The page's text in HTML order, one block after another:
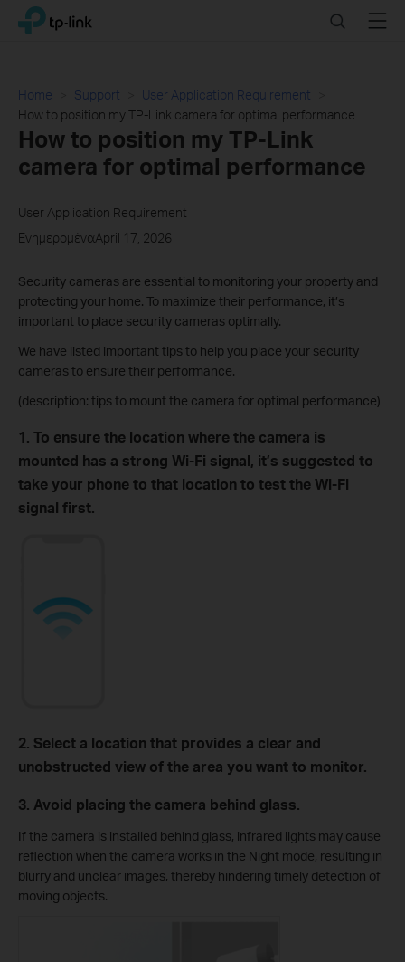
Click
navigation
TP-Link, Reliably Smart SearchMenu
Home Support
User Application Requirement
How to position my TP-Link camera for optimal performance
How to position my TP-Link
camera for optimal performance
User Application Requirement
ΕνημερομέναApril 17, 2026
Security cameras are essential to monitoring your property and
protecting your home. To maximize their performance, it’s
important to place security cameras optimally.
We have listed important tips to help you place your security
cameras to ensure their performance.
(description: tips to mount the camera for optimal performance)
1. To ensure the location where the camera is
mounted has a strong Wi-Fi signal, it’s suggested to
take your phone to that location to test the Wi-Fi
signal first.
2. Select a location that provides a clear and
unobstructed view of the area you want to monitor.
3. Avoid placing the camera behind glass.
If the camera is installed behind glass, infrared lights may cause
reflection when the camera works in the Night mode, resulting in
blurry and unclear images, thereby hindering timely detection of
moving objects.